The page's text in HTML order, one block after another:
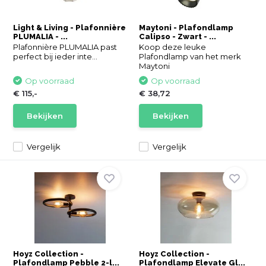
Light & Living - Plafonnière
PLUMALIA - ...
Plafonnière PLUMALIA past
perfect bij ieder inte...
Vergelijk
Op voorraad
€ 115,-
Bekijken
Maytoni - Plafondlamp
Calipso - Zwart - ...
Koop deze leuke
Plafondlamp van het merk
Maytoni
Vergelijk
Op voorraad
€ 38,72
Bekijken
Hoyz Collection -
Plafondlamp Pebble 2-l...
Hoyz Collection -
Plafondlamp Elevate Gl...